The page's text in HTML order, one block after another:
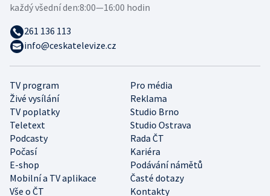
TV program
Pro média
Živé vysílání
Reklama
TV poplatky
Studio Brno
Teletext
Studio Ostrava
Podcasty
Rada ČT
Počasí
Kariéra
E-shop
Podávání námětů
Mobilní a TV aplikace
Časté dotazy
Vše o ČT
Kontakty
každý všední den:8:00—16:00 hodin
261 136 113
info@ceskatelevize.cz